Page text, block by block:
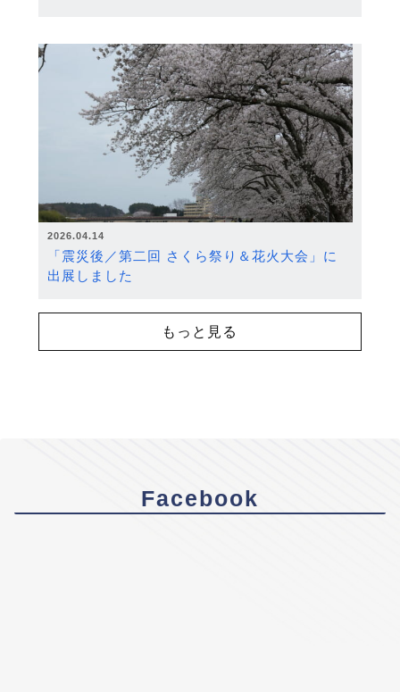
2026.04.14
「震災後／第二回 さくら祭り＆花火大会」に
出展しました
もっと見る
Facebook